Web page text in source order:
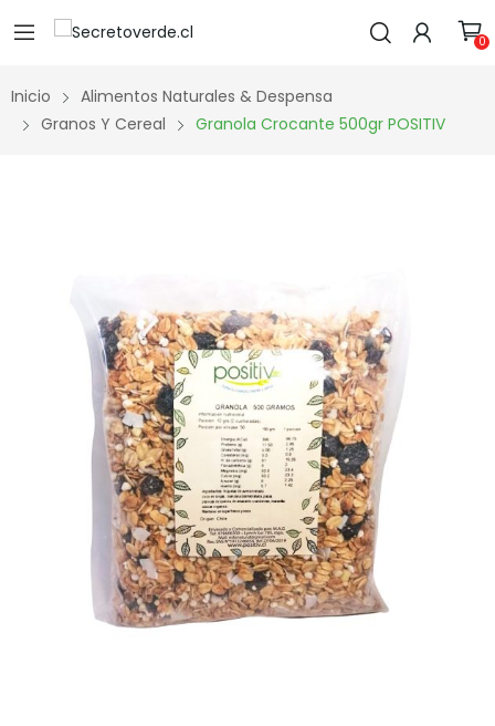
0
Inicio
Alimentos Naturales & Despensa
Granos Y Cereal
Granola Crocante 500gr POSITIV